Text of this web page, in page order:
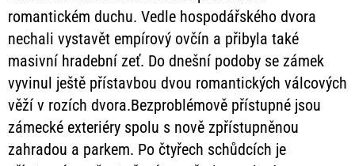
romantickém duchu. Vedle hospodářského dvora
nechali vystavět empírový ovčín a přibyla také
masivní hradební zeť. Do dnešní podoby se zámek
vyvinul ještě přístavbou dvou romantických válcových
věží v rozích dvora.Bezproblémově přístupné jsou
zámecké exteriéry spolu s nově zpřístupněnou
zahradou a parkem. Po čtyřech schůdcích je